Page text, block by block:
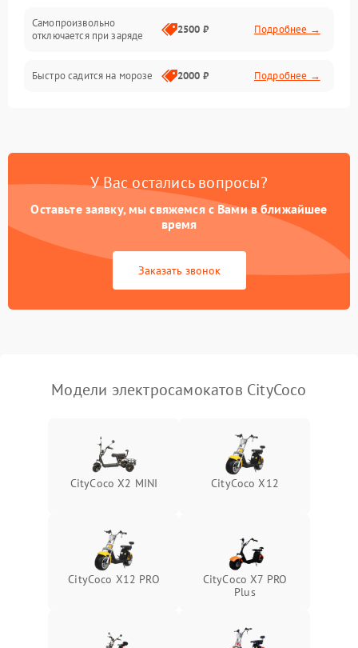
Самопроизвольно
отключается при заряде
2500 ₽ Подробнее →
Быстро садится на морозе 2000 ₽ Подробнее →
У Вас остались вопросы?
Оставьте заявку, мы свяжемся с Вами в ближайшее
время
Заказать звонок
Модели электросамокатов CityCoco
CityCoco X2 MINI CityCoco X12
CityCoco X12 PRO
CityCoco X7 PRO
Plus